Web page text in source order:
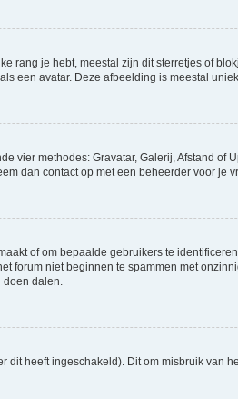
rang je hebt, meestal zijn dit sterretjes of
een avatar. Deze afbeelding is meestal
vier methodes: Gravatar, Galerij, Afstand of
dan contact op met een beheerder voor je
of om bepaalde gebruikers te
forum niet beginnen te spammen met
dalen.
heeft ingeschakeld). Dit om misbruik van